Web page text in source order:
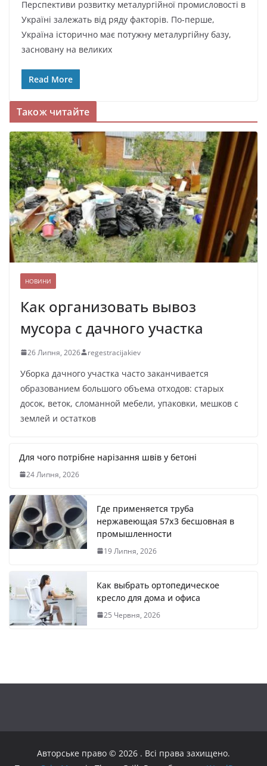
Перспективи розвитку металургійної промисловості в
Україні залежать від ряду факторів. По-перше,
Україна історично має потужну металургійну базу,
засновану на великих
Read More
Також читайте
НОВИНИ
Как организовать вывоз
мусора с дачного участка
26 Липня, 2026 regestracijakiev
Уборка дачного участка часто заканчивается
образованием большого объема отходов: старых
досок, веток, сломанной мебели, упаковки, мешков с
землей и остатков
Для чого потрібне нарізання швів у бетоні
24 Липня, 2026
Где применяется труба
нержавеющая 57х3 бесшовная в
промышленности
19 Липня, 2026
Как выбрать ортопедическое
кресло для дома и офиса
25 Червня, 2026
Авторське право © 2026 . Всі права захищено.